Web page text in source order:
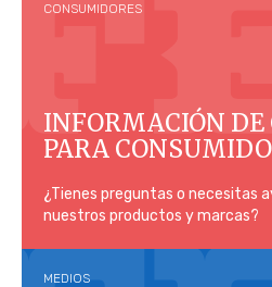
CONSUMIDORES
INFORMACIÓN DE
PARA
¿Tienes preguntas o necesitas
nuestros productos y marcas?
MEDIOS